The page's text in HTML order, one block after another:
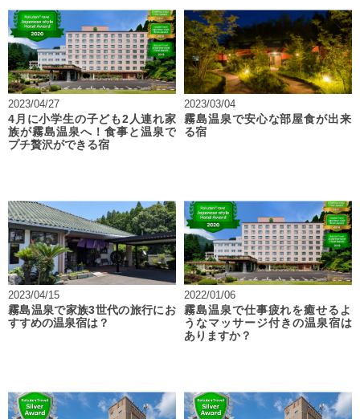
2023/04/27
4月に小学生の子ども2人連れ家
族が霧島温泉へ！食事と温泉で
プチ贅沢ができる宿
2023/03/04
霧島温泉で安心な部屋食が出来
る宿
2023/04/15
霧島温泉で家族3世代の旅行にお
すすめの温泉宿は？
2022/01/06
霧島温泉で仕事疲れを癒せるよ
うなマッサージ付きの温泉宿は
ありますか？